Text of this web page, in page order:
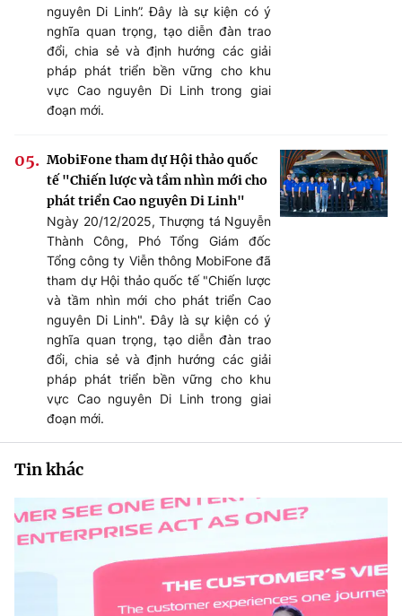
nguyên Di Linh”. Đây là sự kiện có ý
nghĩa quan trọng, tạo diễn đàn trao
đổi, chia sẻ và định hướng các giải
pháp phát triển bền vững cho khu
vực Cao nguyên Di Linh trong giai
đoạn mới.
MobiFone tham dự Hội thảo quốc
tế "Chiến lược và tầm nhìn mới cho
phát triển Cao nguyên Di Linh"
Ngày 20/12/2025, Thượng tá Nguyễn
Thành Công, Phó Tổng Giám đốc
Tổng công ty Viễn thông MobiFone đã
tham dự Hội thảo quốc tế "Chiến lược
và tầm nhìn mới cho phát triển Cao
nguyên Di Linh". Đây là sự kiện có ý
nghĩa quan trọng, tạo diễn đàn trao
đổi, chia sẻ và định hướng các giải
pháp phát triển bền vững cho khu
vực Cao nguyên Di Linh trong giai
đoạn mới.
Tin khác